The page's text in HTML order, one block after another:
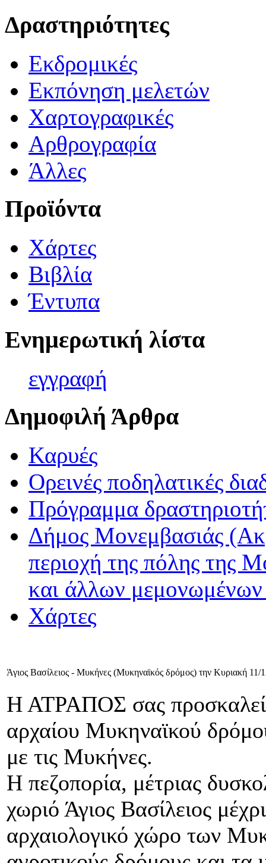
Δραστηριότητες
Εκδρομικές
Εκπόνηση μελετών
Χαρτογραφικές
Αρθρογραφία
Άλλες
Προϊόντα
Χάρτες
Βιβλία
Έντυπα
Ενημερωτική λίστα
εγγραφή
Δημοφιλή Άρθρα
Καρυές
Ορεινές ποδηλατικές
Πρόγραμμα
Δήμος Μονεμβασιάς
περιοχή της πόλης της
και άλλων
Χάρτες
Άγιος Βασίλειος - Μυκήνες (Μυκηναϊκός δρόμος) την Κυριακή 11/
Η ΑΤΡΑΠΟΣ σας προσκαλεί
αρχαίου Μυκηναϊκού
με τις Μυκήνες.
Η πεζοπορία, μέτριας
χωριό Άγιος Βασίλειος
αρχαιολογικό χώρο των